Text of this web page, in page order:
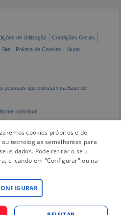
de Utilização
Condições Gerais
Site Política de Cookies Ajuda
pessoais que constam na Base de
Individual
cookies próprios e de
tecnologias semelhantes para
dados. Pode retirar o seu
clicando em "Configurar" ou na